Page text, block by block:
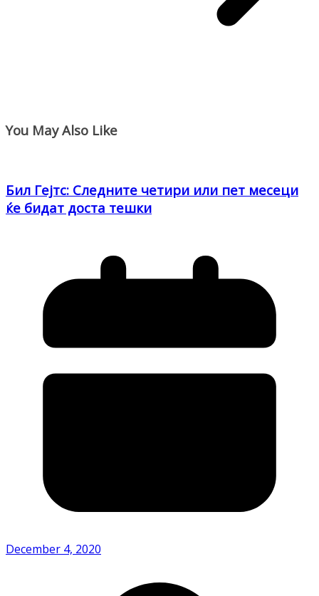
You May Also Like
Бил Гејтс: Следните четири или пет месеци
ќе бидат доста тешки
December 4, 2020